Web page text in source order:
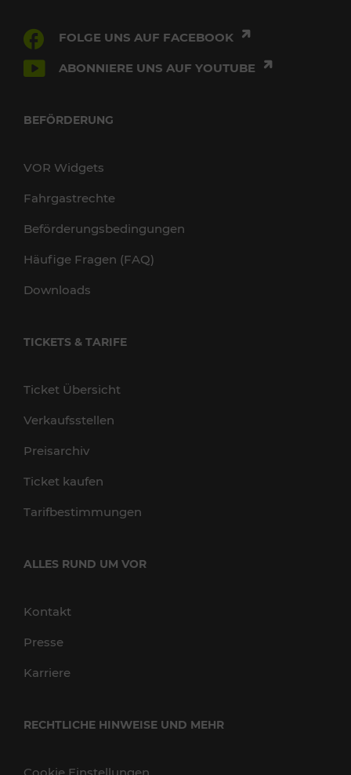
FOLGE UNS AUF FACEBOOK
ABONNIERE UNS AUF YOUTUBE
BEFÖRDERUNG
VOR Widgets
Fahrgastrechte
Beförderungsbedingungen
Häufige Fragen (FAQ)
Downloads
TICKETS & TARIFE
Ticket Übersicht
Verkaufsstellen
Preisarchiv
Ticket kaufen
Tarifbestimmungen
ALLES RUND UM VOR
Kontakt
Presse
Karriere
RECHTLICHE HINWEISE UND MEHR